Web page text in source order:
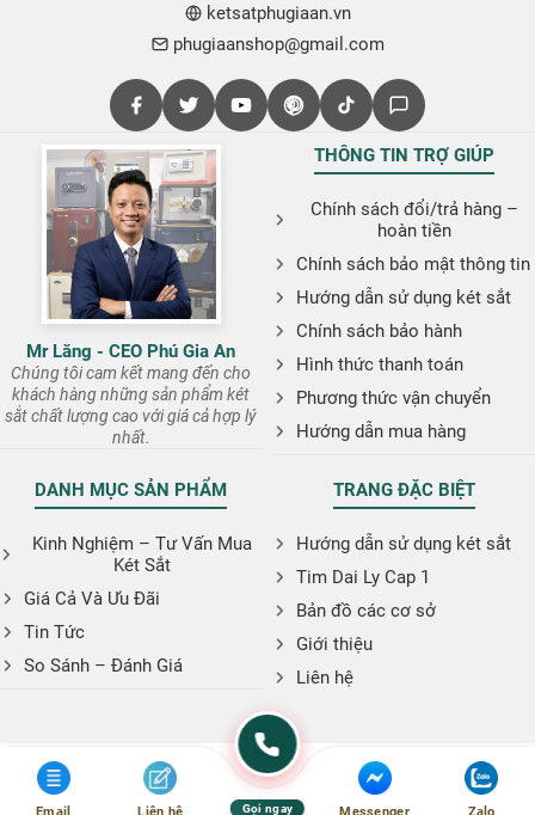
ketsatphugiaan.vn
phugiaanshop@gmail.com
Mr Lăng - CEO Phú Gia An
Chúng tôi cam kết mang đến cho
khách hàng những sản phẩm két
sắt chất lượng cao với giá cả hợp lý
nhất.
THÔNG TIN TRỢ GIÚP
Chính sách đổi/trả hàng –
hoàn tiền
Chính sách bảo mật thông tin
Hướng dẫn sử dụng két sắt
Chính sách bảo hành
Hình thức thanh toán
Phương thức vận chuyển
Hướng dẫn mua hàng
DANH MỤC SẢN PHẨM
Kinh Nghiệm – Tư Vấn Mua
Két Sắt
Giá Cả Và Ưu Đãi
Tin Tức
So Sánh – Đánh Giá
TRANG ĐẶC BIỆT
Hướng dẫn sử dụng két sắt
Tim Dai Ly Cap 1
Bản đồ các cơ sở
Giới thiệu
Liên hệ
Gọi ngay